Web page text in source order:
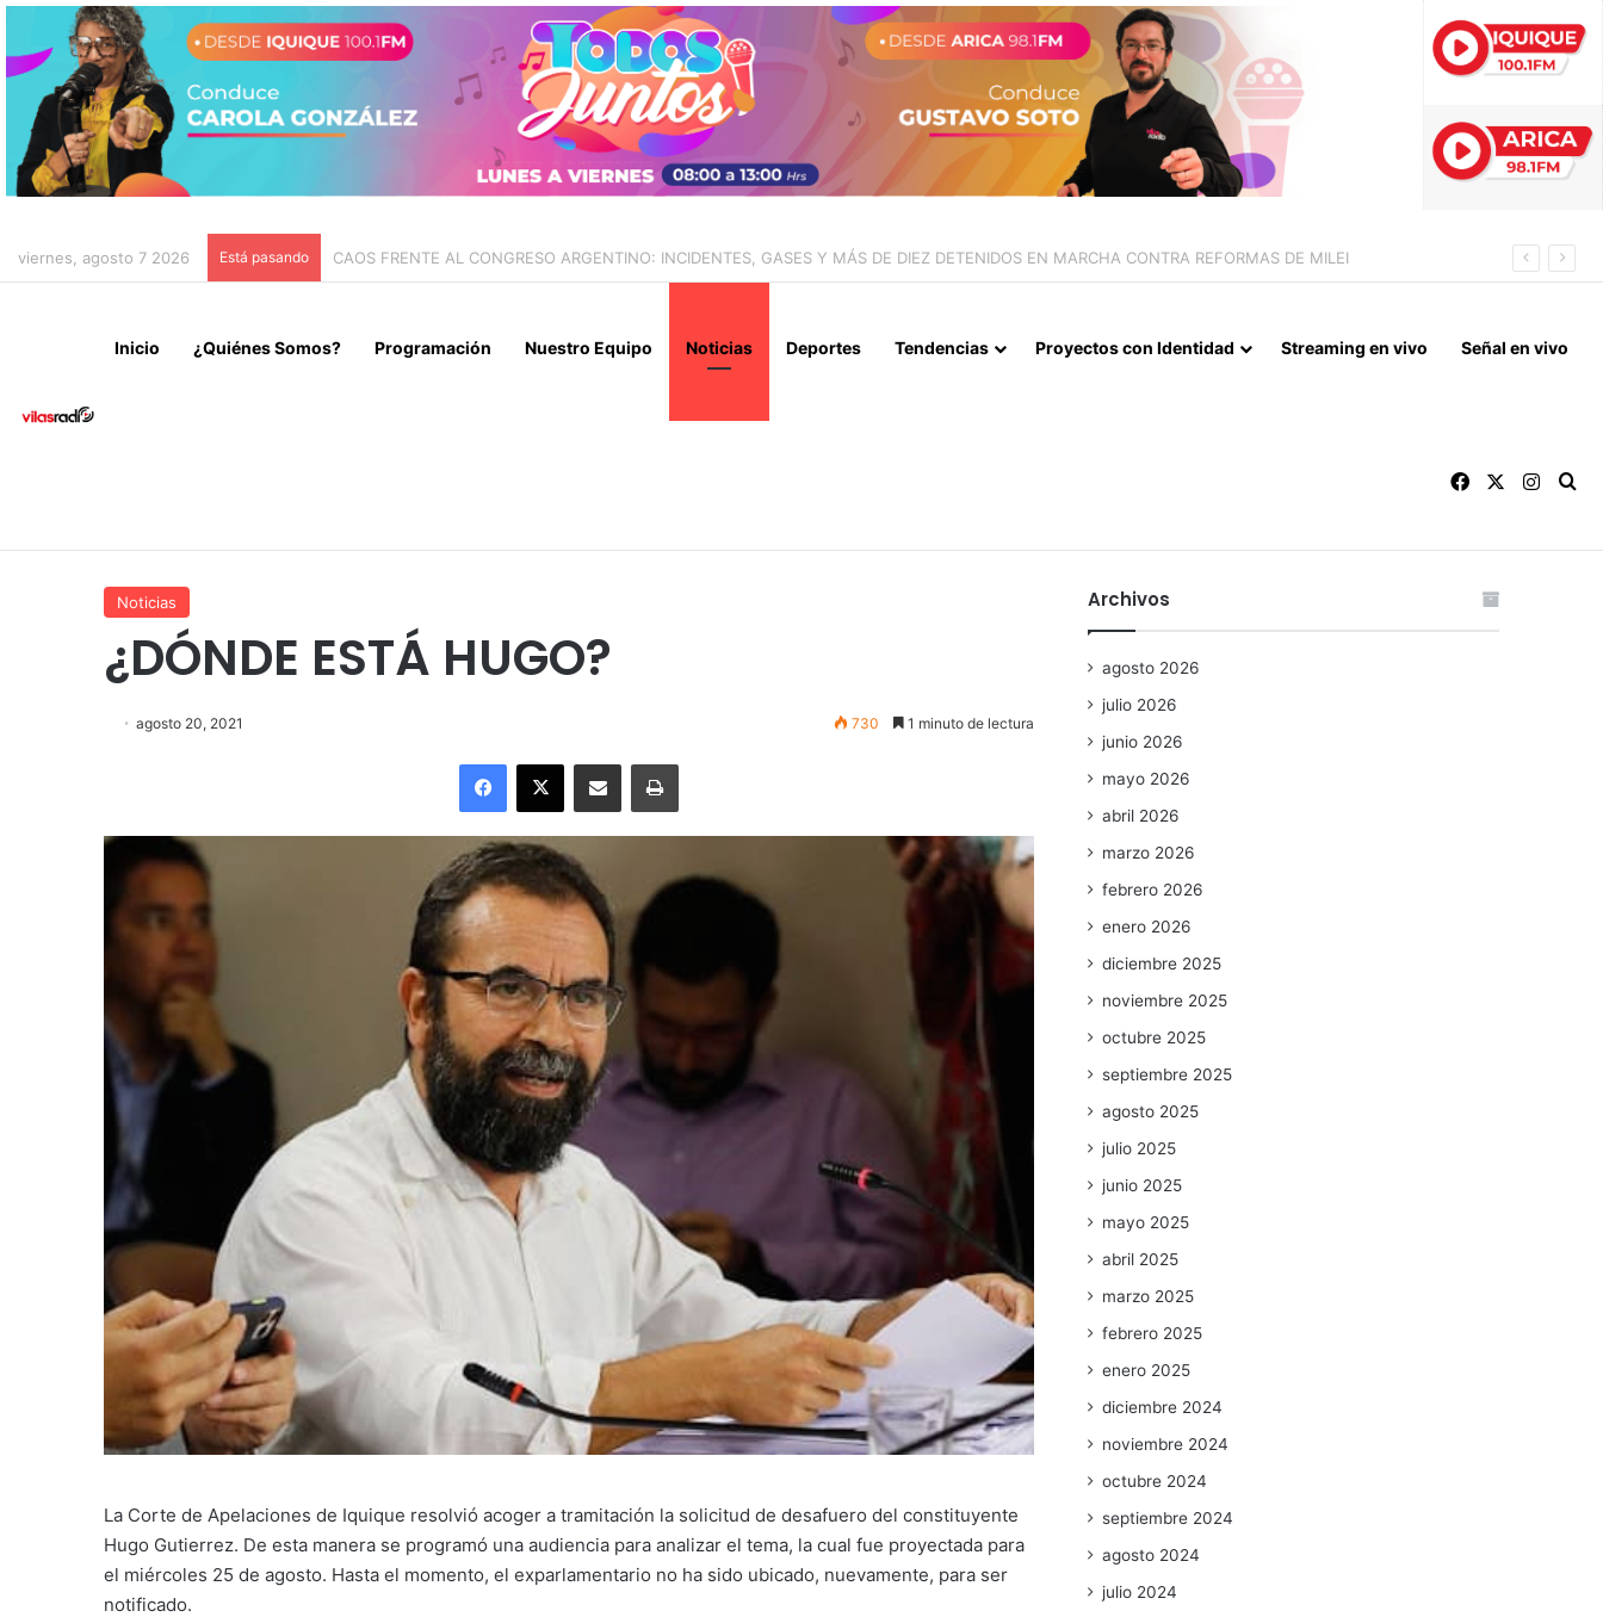
viernes, agosto 7 2026 Está pasando CHILE Y VENEZUELA OFICIALIZAN EL REINICIO DE RELACIONES CONSULARES Y AVANZAN HACIA LA NORMALIZACIÓN DE VÍNCULOS BILATERALES
Inicio ¿Quiénes Somos? Programación Nuestro Equipo Noticias Deportes Tendencias Proyectos con Identidad Streaming en vivo Señal en vivo
Facebook
Noticias
¿DÓNDE ESTÁ HUGO?
agosto 20, 2021 730 1 minuto de lectura
Facebook
X Enviar vía email Imprimir
La Corte de Apelaciones de Iquique resolvió acoger a tramitación la solicitud de desafuero del constituyente
Hugo Gutierrez. De esta manera se programó una audiencia para analizar el tema, la cual fue proyectada para
el miércoles 25 de agosto. Hasta el momento, el exparlamentario no ha sido ubicado, nuevamente, para ser
notificado.
Archivos
agosto 2026
julio 2026
junio 2026
mayo 2026
abril 2026
marzo 2026
febrero 2026
enero 2026
diciembre 2025
noviembre 2025
octubre 2025
septiembre 2025
agosto 2025
julio 2025
junio 2025
mayo 2025
abril 2025
marzo 2025
febrero 2025
enero 2025
diciembre 2024
noviembre 2024
octubre 2024
septiembre 2024
agosto 2024
julio 2024